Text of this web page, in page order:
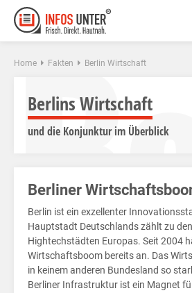
Home Fakten Berlin Wirtschaft
Berlins Wirtschaft
und die Konjunktur im Überblick
Berliner
Berlin ist ein exzellenter
Hauptstadt Deutschlands zählt zu
Hightechstädten Europas. Seit 2004
Wirtschaftsboom bereits an. Das
in keinem anderen Bundesland so
Berliner Infrastruktur ist ein Magnet